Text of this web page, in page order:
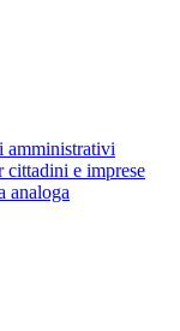
amministrativi
e imprese
analoga